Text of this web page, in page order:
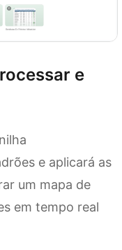
e
e aplicará as
um mapa de
em tempo real